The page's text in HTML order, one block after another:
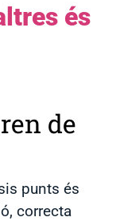
és
de
punts és
correcta